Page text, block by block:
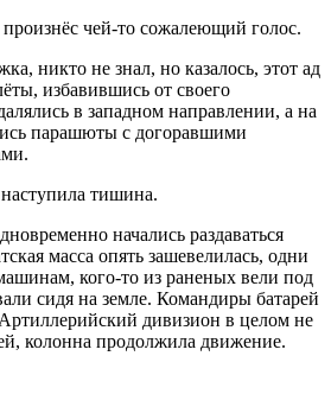
чей-то сожалеющий голос.
никто не знал, но казалось, этот ад
избавившись от своего
в западном направлении, а на
парашюты с догоравшими
тишина.
начались раздаваться
масса опять зашевелилась, одни
кого-то из раненых вели под
сидя на земле. Командиры батарей
дивизион в целом не
колонна продолжила движение.